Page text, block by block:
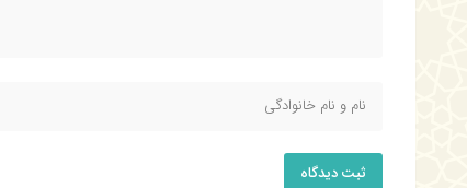
ثبت دیدگاه